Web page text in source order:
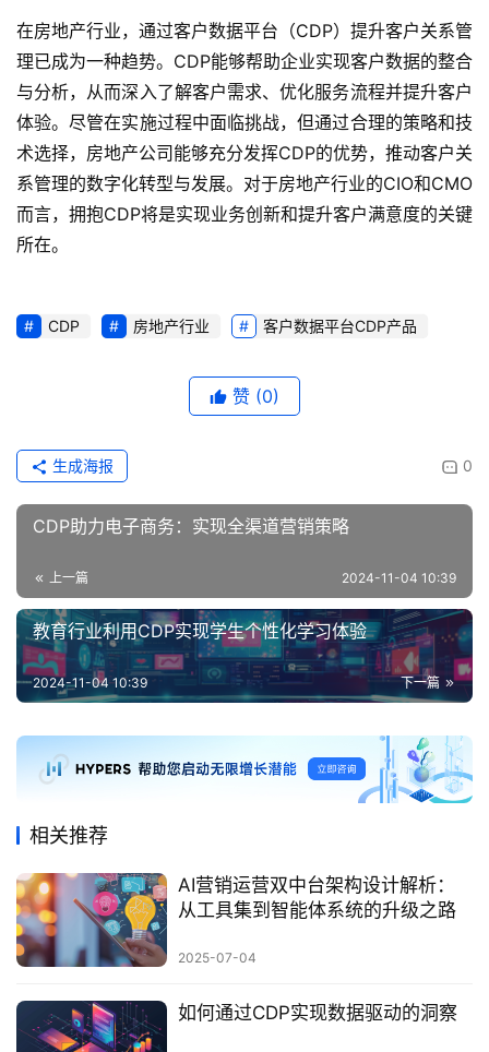
在房地产行业，通过客户数据平台（CDP）提升客户关系管
理已成为一种趋势。CDP能够帮助企业实现客户数据的整合
与分析，从而深入了解客户需求、优化服务流程并提升客户
体验。尽管在实施过程中面临挑战，但通过合理的策略和技
术选择，房地产公司能够充分发挥CDP的优势，推动客户关
系管理的数字化转型与发展。对于房地产行业的CIO和CMO
而言，拥抱CDP将是实现业务创新和提升客户满意度的关键
所在。
CDP 房地产行业 客户数据平台CDP产品
赞 (0)
0
生成海报
CDP助力电子商务：实现全渠道营销策略
上一篇 2024-11-04 10:39
教育行业利用CDP实现学生个性化学习体验
下一篇
2024-11-04 10:39
相关推荐
AI营销运营双中台架构设计解析：
从工具集到智能体系统的升级之路
2025-07-04
如何通过CDP实现数据驱动的洞察